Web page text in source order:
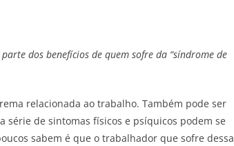
dos benefícios de quem sofre da “síndrome de
relacionada ao trabalho. Também pode ser
série de sintomas físicos e psíquicos podem se
sabem é que o trabalhador que sofre dessa